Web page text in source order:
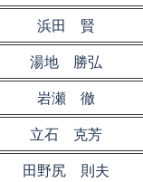
浜田 賢
湯地 勝弘
岩瀬 徹
立石 克芳
田野尻 則夫